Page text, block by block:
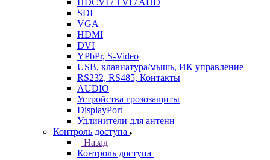
HDCVI / TVI / AHD
SDI
VGA
HDMI
DVI
YPbPr, S-Video
USB, клавиатура/мышь, ИК управление
RS232, RS485, Контакты
AUDIO
Устройства грозозащиты
DisplayPort
Удлинители для антенн
Контроль доступа
Назад
Контроль доступа